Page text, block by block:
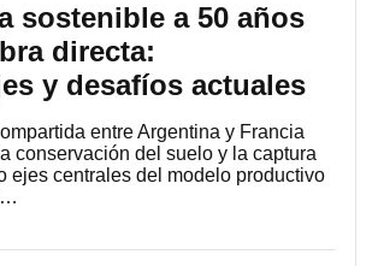
sostenible a 50 años
directa:
y desafíos actuales
entre Argentina y Francia
conservación del suelo y la captura
ejes centrales del modelo productivo